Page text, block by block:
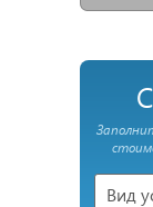
Вид